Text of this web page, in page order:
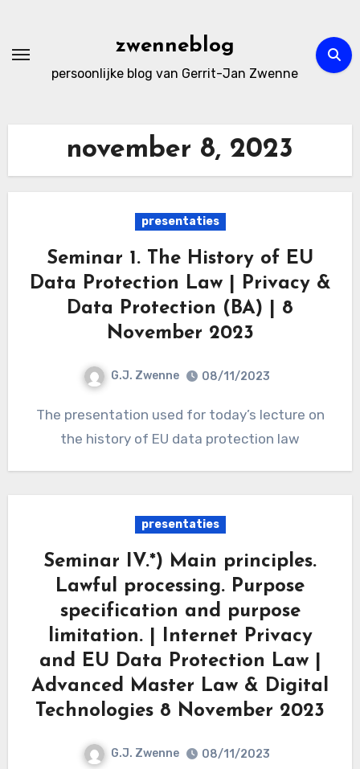
de
zwenneblog
persoonlijke blog van Gerrit-Jan Zwenne
november 8, 2023
presentaties
Seminar 1. The History of EU
Data Protection Law | Privacy &
Data Protection (BA) | 8
November 2023
G.J. Zwenne 08/11/2023
The presentation used for today’s lecture on
the history of EU data protection law
presentaties
Seminar IV.*) Main principles.
Lawful processing. Purpose
specification and purpose
limitation. | Internet Privacy
and EU Data Protection Law |
Advanced Master Law & Digital
Technologies 8 November 2023
G.J. Zwenne 08/11/2023